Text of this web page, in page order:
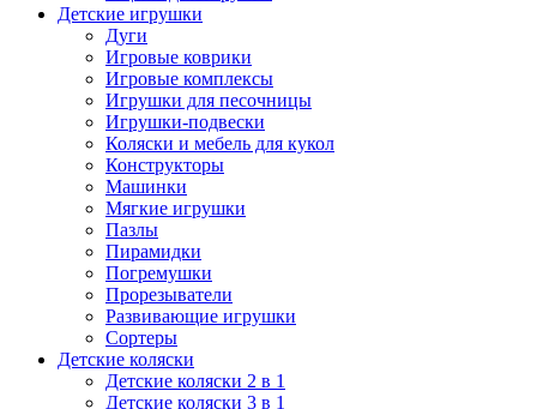
Детские игрушки
Дуги
Игровые коврики
Игровые комплексы
Игрушки для песочницы
Игрушки-подвески
Коляски и мебель для кукол
Конструкторы
Машинки
Мягкие игрушки
Пазлы
Пирамидки
Погремушки
Прорезыватели
Развивающие игрушки
Сортеры
Детские коляски
Детские коляски 2 в 1
Детские коляски 3 в 1